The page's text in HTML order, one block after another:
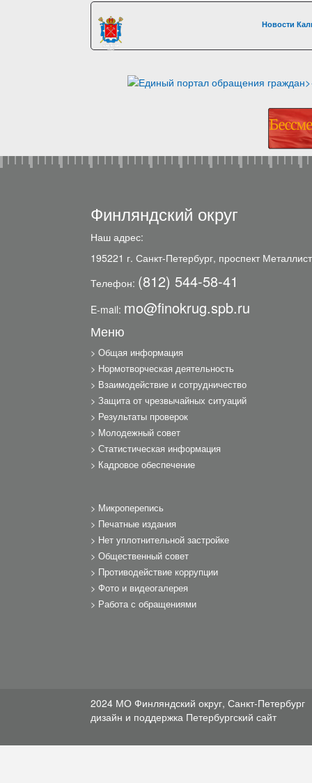
Новости
Финляндский округ
Наш адрес:
195221 г. Санкт-Петербург, проспект
Телефон: (812) 544-58-41
E-mail: mo@finokrug.spb.ru
Меню
Общая информация
Нормотворческая деятельность
Взаимодействие и сотрудничество
Защита от чрезвычайных ситуаций
Результаты проверок
Молодежный совет
Статистическая информация
Кадровое обеспечение
Микроперепись
Печатные издания
Нет уплотнительной застройке
Общественный совет
Противодействие коррупции
Фото и видеогалерея
Работа с обращениями
2024 МО Финляндский округ, Санкт-Петербург
дизайн и поддержка Петербургский сайт